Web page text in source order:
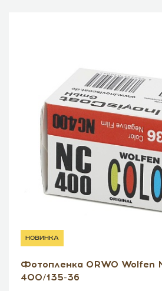
новинка
Фотопленка ORWO Wolfen
400/135-36